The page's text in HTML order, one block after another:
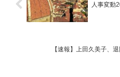
人事変動
【速報】上田久美子、退